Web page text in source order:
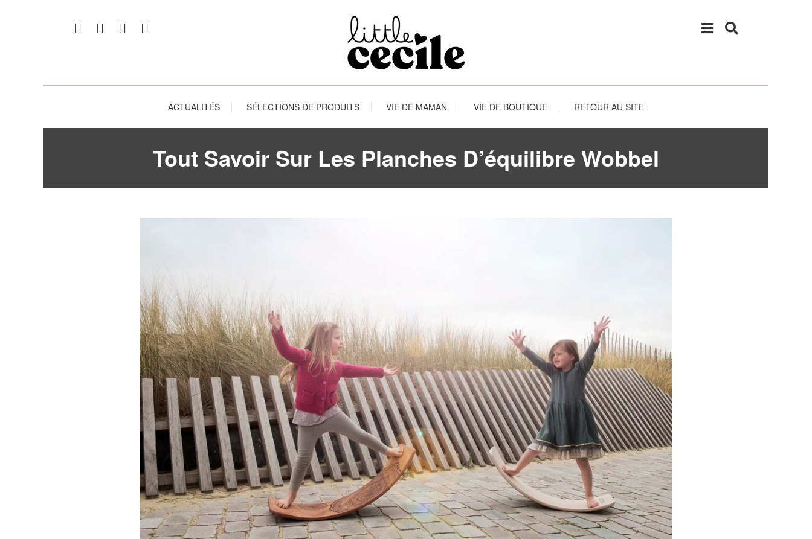
little cecile
ACTUALITÉS
SÉLECTIONS DE PRODUITS VIE DE MAMAN VIE DE BOUTIQUE RETOUR AU SITE
Tout Savoir Sur Les Planches D’équilibre Wobbel